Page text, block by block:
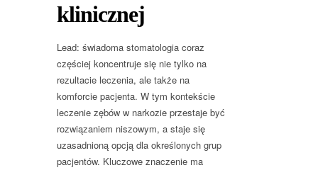
klinicznej
Lead: świadoma stomatologia coraz
częściej koncentruje się nie tylko na
rezultacie leczenia, ale także na
komforcie pacjenta. W tym kontekście
leczenie zębów w narkozie przestaje być
rozwiązaniem niszowym, a staje się
uzasadnioną opcją dla określonych grup
pacjentów. Kluczowe znaczenie ma